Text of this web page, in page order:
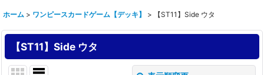
ホーム > ワンピースカードゲーム【デッキ】 > 【ST11】Side ウタ
【ST11】Side ウタ